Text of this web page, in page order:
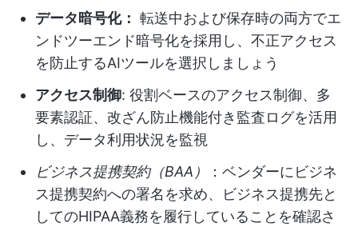
データ暗号化： 転送中および保存時の両方でエ
ンドツーエンド暗号化を採用し、不正アクセス
を防止するAIツールを選択しましょう
アクセス制御: 役割ベースのアクセス制御、多
要素認証、改ざん防止機能付き監査ログを活用
し、データ利用状況を監視
ビジネス提携契約（BAA）
：ベンダーにビジネ
ス提携契約への署名を求め、ビジネス提携先と
してのHIPAA義務を履行していることを確認さ